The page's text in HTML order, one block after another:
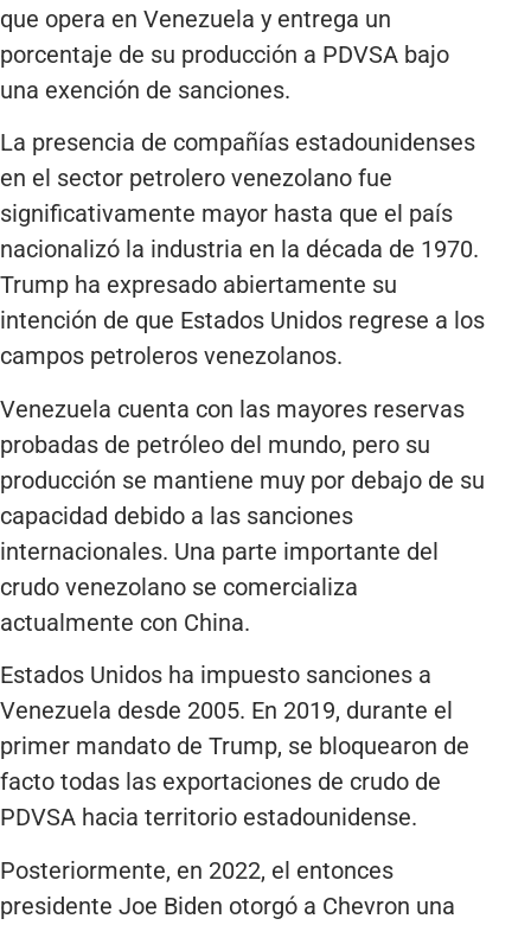
que opera en Venezuela y entrega un
porcentaje de su producción a PDVSA bajo
una exención de sanciones.
La presencia de compañías estadounidenses
en el sector petrolero venezolano fue
significativamente mayor hasta que el país
nacionalizó la industria en la década de 1970.
Trump ha expresado abiertamente su
intención de que Estados Unidos regrese a los
campos petroleros venezolanos.
Venezuela cuenta con las mayores reservas
probadas de petróleo del mundo, pero su
producción se mantiene muy por debajo de su
capacidad debido a las sanciones
internacionales. Una parte importante del
crudo venezolano se comercializa
actualmente con China.
Estados Unidos ha impuesto sanciones a
Venezuela desde 2005. En 2019, durante el
primer mandato de Trump, se bloquearon de
facto todas las exportaciones de crudo de
PDVSA hacia territorio estadounidense.
Posteriormente, en 2022, el entonces
presidente Joe Biden otorgó a Chevron una